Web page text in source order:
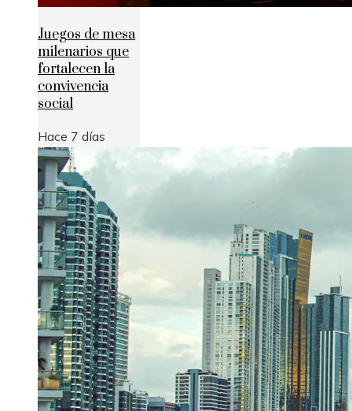
Juegos de mesa
milenarios que
fortalecen la
convivencia
social
Hace 7 días